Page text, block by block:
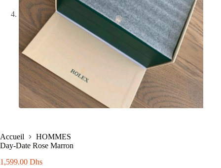
Accueil
HOMMES
Day-Date Rose Marron
1,599.00 Dhs